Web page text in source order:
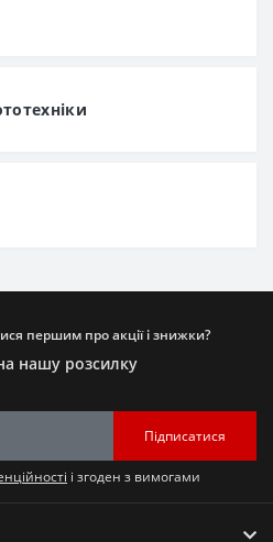
першим про акції і знижки?
нашу розсилку
Підписатися
і згоден з вимогами